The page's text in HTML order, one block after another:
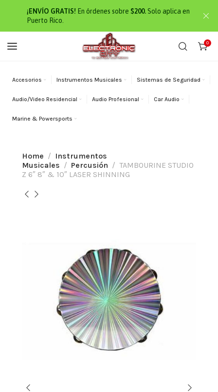
¡ENVÍO GRATIS! En órdenes sobre $200. Solo aplica en
Puerto Rico.
0
Accesorios Instrumentos Musicales Sistemas de Seguridad
Audio/Video Residencial Audio Profesional Car Audio
Marine & Powersports
Home
Instrumentos
Musicales
Percusión
TAMBOURINE STUDIO
Z 6″ 8″ & 10″ LASER SHINNING